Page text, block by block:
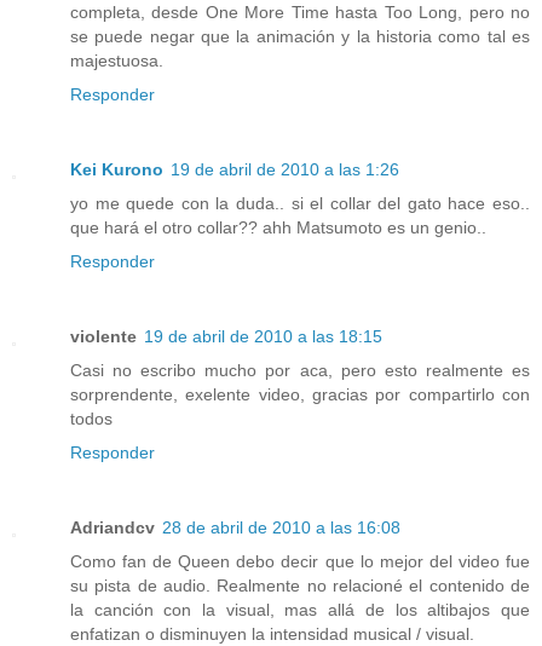
completa, desde One More Time hasta Too Long, pero no
se puede negar que la animación y la historia como tal es
majestuosa.
Responder
Kei Kurono 19 de abril de 2010 a las 1:26
yo me quede con la duda.. si el collar del gato hace eso..
que hará el otro collar?? ahh Matsumoto es un genio..
Responder
violente 19 de abril de 2010 a las 18:15
Casi no escribo mucho por aca, pero esto realmente es
sorprendente, exelente video, gracias por compartirlo con
todos
Responder
Adriandcv 28 de abril de 2010 a las 16:08
Como fan de Queen debo decir que lo mejor del video fue
su pista de audio. Realmente no relacioné el contenido de
la canción con la visual, mas allá de los altibajos que
enfatizan o disminuyen la intensidad musical / visual.